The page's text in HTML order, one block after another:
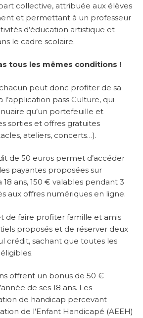
collective, attribuée aux élèves
et permettant à un professeur
d’éducation artistique et
le cadre scolaire.
tous les mêmes conditions !
chacun peut donc profiter de sa
l’application pass Culture, qui
qu’un portefeuille et
sorties et offres gratuites
ateliers, concerts…).
de 50 euros permet d’accéder
payantes proposées sur
18 ans, 150 € valables pendant 3
aux offres numériques en ligne.
de faire profiter famille et amis
proposés et de réserver deux
crédit, sachant que toutes les
offrent un bonus de 50 €
de ses 18 ans. Les
de handicap percevant
de l’Enfant Handicapé (AEEH)